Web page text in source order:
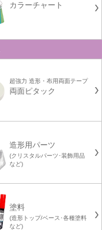
カラーチャート
超強力 造形・布用両面テープ
両面ピタック
造形用パーツ
(クリスタルパーツ･装飾用品
など)
塗料
(造形トップ/ベース･各種塗料
など)